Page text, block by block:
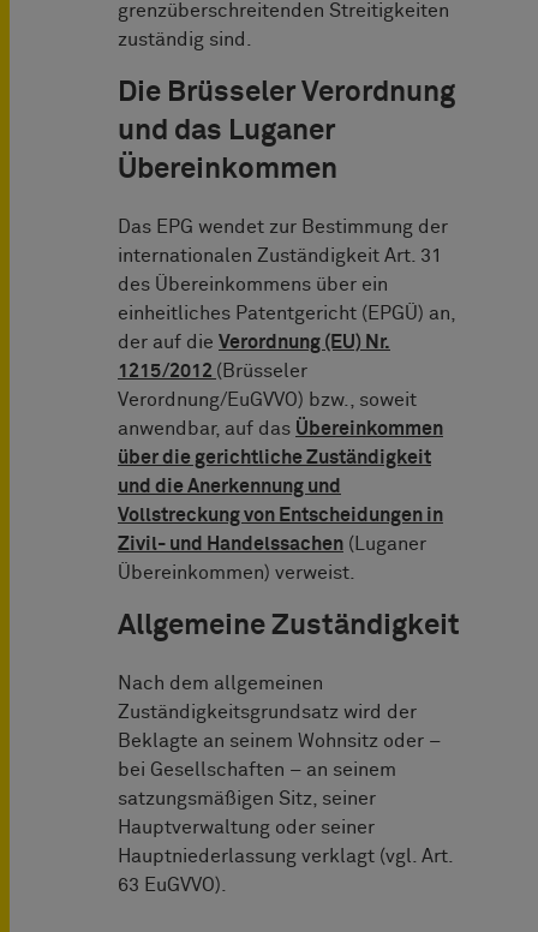
grenzüberschreitenden Streitigkeiten
zuständig sind.
Die Brüsseler Verordnung
und das Luganer
Übereinkommen
Das EPG wendet zur Bestimmung der
internationalen Zuständigkeit Art. 31
des Übereinkommens über ein
einheitliches Patentgericht (EPGÜ) an,
der auf die Verordnung (EU) Nr.
1215/2012 (Brüsseler
Verordnung/EuGVVO) bzw., soweit
anwendbar, auf das Übereinkommen
über die gerichtliche Zuständigkeit
und die Anerkennung und
Vollstreckung von Entscheidungen in
Zivil- und Handelssachen (Luganer
Übereinkommen) verweist.
Allgemeine Zuständigkeit
Nach dem allgemeinen
Zuständigkeitsgrundsatz wird der
Beklagte an seinem Wohnsitz oder –
bei Gesellschaften – an seinem
satzungsmäßigen Sitz, seiner
Hauptverwaltung oder seiner
Hauptniederlassung verklagt (vgl. Art.
63 EuGVVO).